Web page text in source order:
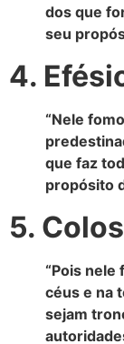
dos que
seu
4.
“Nele
que faz
propósito
5.
“Pois nele
céus e na
sejam